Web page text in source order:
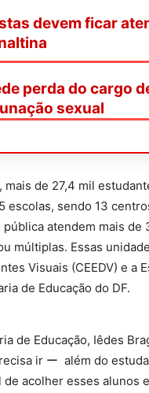
devem ficar
perda do cargo
sexual
mais de 27,4 mil
escolas, sendo 13
pública atendem mais
múltiplas. Essas
Visuais (CEEDV) e a
de Educação do DF.
de Educação, Iêdes
ir ー além do
de acolher esses alunos